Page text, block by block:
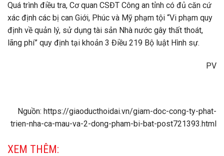
Quá trình điều tra, Cơ quan CSĐT Công an tỉnh có đủ căn cứ
xác định các bị can Giới, Phúc và Mỹ phạm tội “Vi phạm quy
định về quản lý, sử dụng tài sản Nhà nước gây thất thoát,
lãng phí” quy định tại khoản 3 Điều 219 Bộ luật Hình sự.
PV
Nguồn: https://giaoducthoidai.vn/giam-doc-cong-ty-phat-
trien-nha-ca-mau-va-2-dong-pham-bi-bat-post721393.html
XEM THÊM: